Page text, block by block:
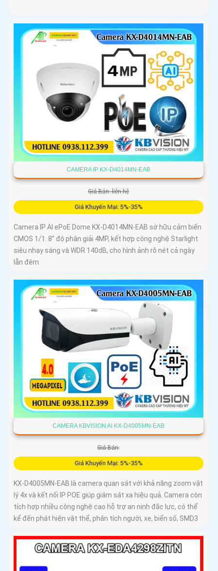
CAMERA IP KX-D4014MN-EAB
Giá Bán: liên hệ
Giá Khuyến Mại: 5%-35%
Camera IP AI ePoE Dome KX-D4014MN-EAB sở hữu cảm biến
CMOS 1/1. 8” độ phân giải 4MP, kết hợp công nghệ Starlight
siêu nhạy sáng và WDR 140dB, cho hình ảnh rõ nét cả ngày
lẫn đêm
CAMERA KBVISION AI KX-D4005MN-EAB
Giá Bán:
Giá Khuyến Mại: 5%-35%
KX-D4005MN-EAB là camera quan sát với khả năng zoom vật
lý 4x và kết nối IP POE giúp giám sát xa hiệu quả. Camera còn
tích hợp nhiều công nghệ cao hỗ trợ an ninh đắc lực, có thể
kể đến phát hiện vật thể, phân tích người, xe, biển số, SMD3